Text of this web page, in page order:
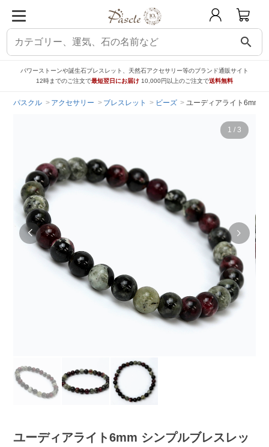
search
パワーストーンや誕生石ブレスレット、天然石アクセサリー等のブランド通販サイト
12時までのご注文で最短翌日にお届け 10,000円以上のご注文で送料無料
パスクル アクセサリー ブレスレット ビーズ ユーディアライト6mm
1 / 3
ユーディアライト6mm シンプルブレスレッ